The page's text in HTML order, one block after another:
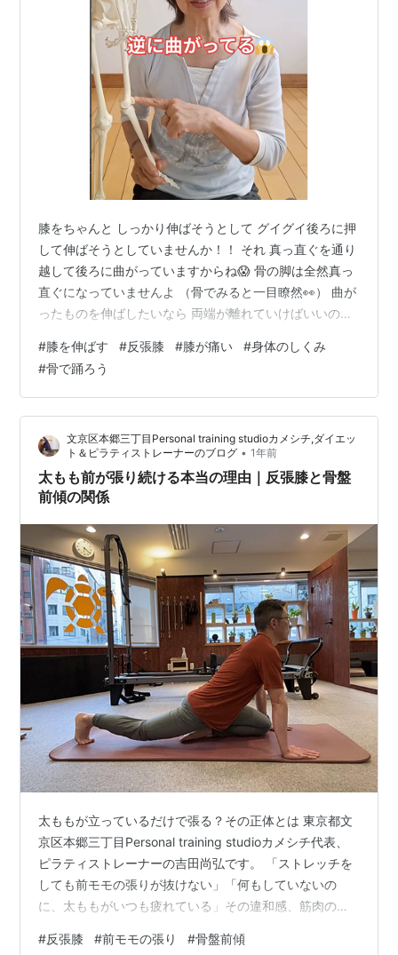
膝をちゃんと しっかり伸ばそうとして グイグイ後ろに押
して伸ばそうとしていませんか！！ それ 真っ直ぐを通り
越して後ろに曲がっていますからね😱 骨の脚は全然真っ
直ぐになっていませんよ （骨でみると一目瞭然👀） 曲が
ったものを伸ばしたいなら 両端が離れていけばいいので
足と 楽な首でふわっと高い頭 反対方向に離れていくなら
真っ直ぐに戻ります （伸ばしてる感は薄いけど） 押し込
んだ脚を”きれい”と言う人もいるけれど 私は絶対にお勧
めしないです 何度でも同じことを言いますよ！ この投稿
をInstagramで見る AT Dance さちこ(@atd…
#膝を伸ばす #反張膝 #膝が痛い #身体のしくみ
#骨で踊ろう
文京区本郷三丁目Personal training studioカメシチ,ダイエッ
ト＆ピラティストレーナーのブログ • 1年前
太もも前が張り続ける本当の理由｜反張膝と骨盤
前傾の関係
太ももが立っているだけで張る？その正体とは 東京都文
京区本郷三丁目Personal training studioカメシチ代表、
ピラティストレーナーの吉田尚弘です。 「ストレッチを
しても前モモの張りが抜けない」「何もしていないの
に、太ももがいつも疲れている」その違和感、筋肉の使
張膝」という立ち方のクセが張りを生む 立っていると
#反張膝 #前モモの張り #骨盤前傾